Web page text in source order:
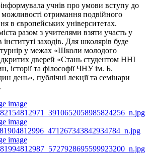
учнів про умови вступу до
отримання подвійного
в європейських університетах.
разом з учителями взяти участь у
заходів. Для школярів буде
у межах «Школи молодого
дверей «Стань студентом ННІ
історії та філософії ЧНУ ім. Б.
день», публічні лекції та семінари